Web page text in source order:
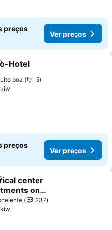
preços
Ver preços
aos favoritos
Hotel
boa
5
preços
Ver preços
aos favoritos
center
on
237